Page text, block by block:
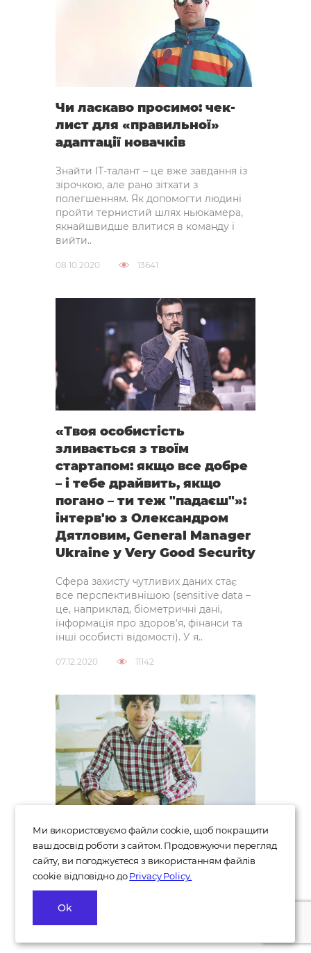
Чи ласкаво просимо: чек-
лист для «правильної»
адаптації новачків
Знайти IT-талант – це вже завдання із
зірочкою, але рано зітхати з
полегшенням. Як допомогти людині
пройти тернистий шлях ньюкамера,
якнайшвидше влитися в команду і
вийти..
08.10.2020 13641
«Твоя особистість
зливається з твоїм
стартапом: якщо все добре
– і тебе драйвить, якщо
погано – ти теж "падаєш"»:
інтерв'ю з Олександром
Дятловим, General Manager
Ukraine у Very Good Security
Сфера захисту чутливих даних стає
все перспективнішою (sensitive data –
це, наприклад, біометричні дані,
інформація про здоров'я, фінанси та
інші особисті відомості). У я..
07.12.2020 11142
Від продактів та дизайнерів
до back-end, QA та
девопсов: як Київстар
розвиває у себе команди
Інтерв'ю із СРО Київстар
Ми використовуємо файли cookie, щоб покращити
ваш досвід роботи з сайтом. Продовжуючи перегляд
сайту, ви погоджуєтеся з використанням файлів
cookie відповідно доPrivacy Policy.
Ok